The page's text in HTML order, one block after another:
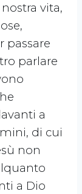
vita,
passare
parlare
a
di cui
non
a Dio